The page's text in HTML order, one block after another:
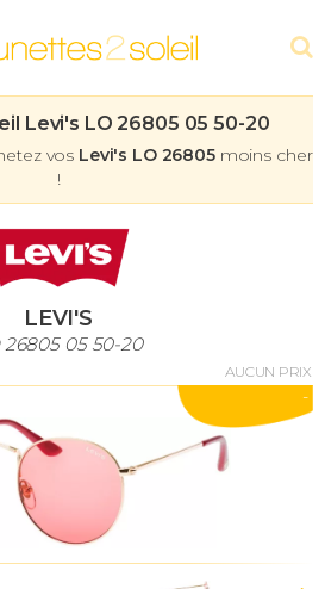
Levi's LO 26805 05 50-20
vos Levi's LO 26805 moins cher
!
LEVI'S
26805 05 50-20
AUCUN PRIX
-